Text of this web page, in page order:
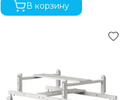
В корзину